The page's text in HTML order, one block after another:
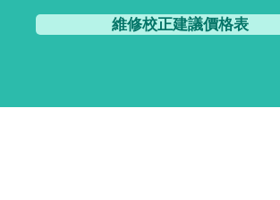
維修校正建議價格表